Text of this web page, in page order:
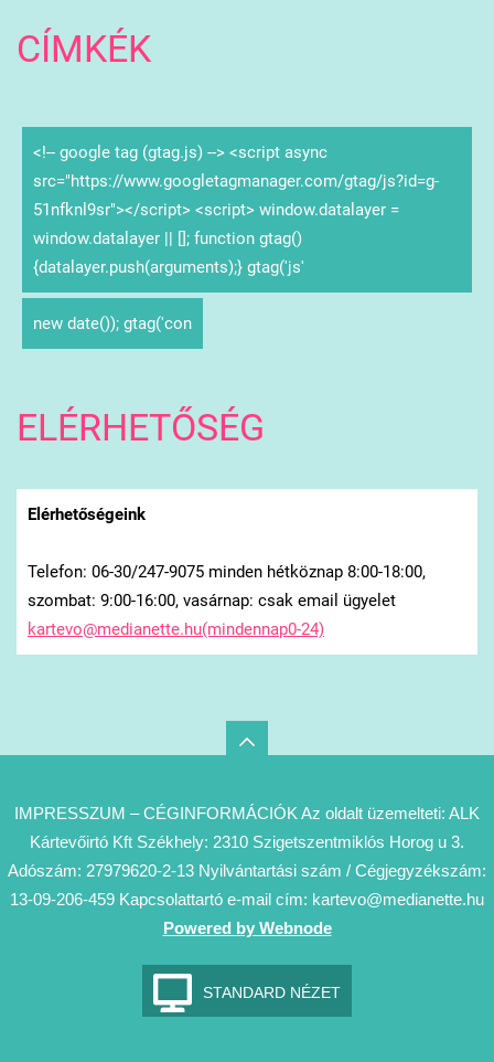
CÍMKÉK
<!-- google tag (gtag.js) --> <script async
src="https://www.googletagmanager.com/gtag/js?id=g-
51nfknl9sr"></script> <script> window.datalayer =
window.datalayer || []; function gtag()
{datalayer.push(arguments);} gtag('js'
new date()); gtag('con
ELÉRHETŐSÉG
Elérhetőségeink
Telefon: 06-30/247-9075 minden hétköznap 8:00-18:00,
szombat: 9:00-16:00, vasárnap: csak email ügyelet
kartevo@medianette.hu(mindennap0-24)
IMPRESSZUM – CÉGINFORMÁCIÓK Az oldalt üzemelteti: ALK
Kártevőirtó Kft Székhely: 2310 Szigetszentmiklós Horog u 3.
Adószám: 27979620-2-13 Nyilvántartási szám / Cégjegyzékszám:
13-09-206-459 Kapcsolattartó e-mail cím: kartevo@medianette.hu
Powered by Webnode
STANDARD NÉZET